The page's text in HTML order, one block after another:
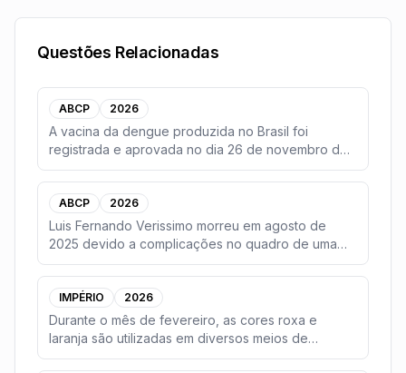
Questões Relacionadas
ABCP 2026
A vacina da dengue produzida no Brasil foi
registrada e aprovada no dia 26 de novembro de
2025, pela...
ABCP 2026
Luis Fernando Verissimo morreu em agosto de
2025 devido a complicações no quadro de uma
grave pneumo...
IMPÉRIO 2026
Durante o mês de fevereiro, as cores roxa e
laranja são utilizadas em diversos meios de
comunicação...